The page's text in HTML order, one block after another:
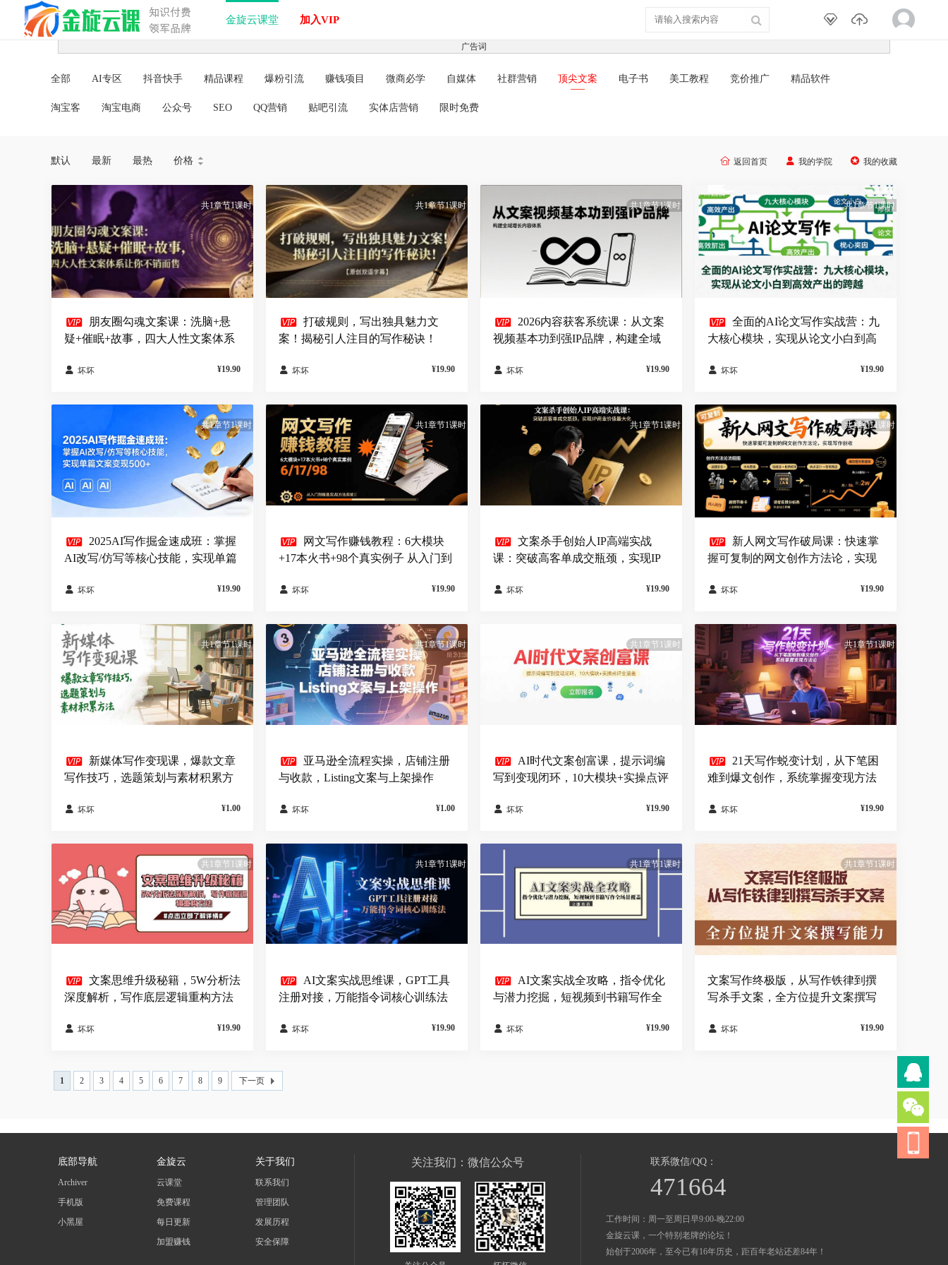
金旋云课堂 加入VIP
广告词
全部 AI专区 抖音快手 精品课程 爆粉引流 赚钱项目 微商必学 自媒体 社群营销 顶尖文案 电子书 美工教程 竞价推广 精品软件
淘宝客 淘宝电商 公众号 SEO QQ营销 贴吧引流 实体店营销 限时免费
 返回首页  我的学院  我的收藏
默认 最新 最热 价格 

共1章节1课时

朋友圈勾魂文案课：洗脑+悬
疑+催眠+故事，四大人性文案体系
 坏坏 ¥19.90
共1章节1课时
 打破规则，写出独具魅力文
案！揭秘引人注目的写作秘诀！
 坏坏 ¥19.90
共1章节1课时
 2026内容获客系统课：从文案
视频基本功到强IP品牌，构建全域
 坏坏 ¥19.90
共1章节1课时
 全面的AI论文写作实战营：九
大核心模块，实现从论文小白到高
 坏坏 ¥19.90
共1章节1课时
 2025AI写作掘金速成班：掌握
AI改写/仿写等核心技能，实现单篇
 坏坏 ¥19.90
共1章节1课时

网文写作赚钱教程：6大模块
+17本火书+98个真实例子 从入门到
 坏坏 ¥19.90
共1章节1课时
 文案杀手创始人IP高端实战
课：突破高客单成交瓶颈，实现IP
 坏坏 ¥19.90
共1章节1课时
 新人网文写作破局课：快速掌
握可复制的网文创作方法论，实现
 坏坏 ¥19.90
共1章节1课时
 新媒体写作变现课，爆款文章
写作技巧，选题策划与素材积累方
 坏坏 ¥1.00
共1章节1课时
 亚马逊全流程实操，店铺注册
与收款，Listing文案与上架操作
 坏坏 ¥1.00
共1章节1课时
 AI时代文案创富课，提示词编
写到变现闭环，10大模块+实操点评
 坏坏 ¥19.90
共1章节1课时
 21天写作蜕变计划，从下笔困
难到爆文创作，系统掌握变现方法
 坏坏 ¥19.90
共1章节1课时
 文案思维升级秘籍，5W分析法
深度解析，写作底层逻辑重构方法
 坏坏 ¥19.90
共1章节1课时
 AI文案实战思维课，GPT工具
注册对接，万能指令词核心训练法
 坏坏 ¥19.90
共1章节1课时
 AI文案实战全攻略，指令优化
与潜力挖掘，短视频到书籍写作全
 坏坏 ¥19.90
共1章节1课时
文案写作终极版，从写作铁律到撰
写杀手文案，全方位提升文案撰写
 坏坏 ¥19.90
1 2 3 4 5 6 7 8 9 下一页
底部导航
Archiver
手机版
小黑屋
金旋云
云课堂
免费课程
每日更新
加盟赚钱
关于我们
联系我们
管理团队
发展历程
安全保障
关注我们：微信公众号 联系微信/QQ：
471664
工作时间：周一至周日早9:00-晚22:00
金旋云课，一个特别老牌的论坛！
始创于2006年，至今已有16年历史，距百年老站还差84年！